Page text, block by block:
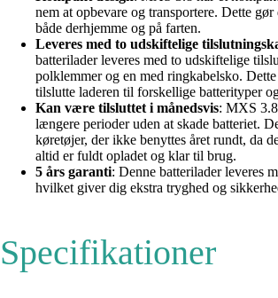
nem at opbevare og transportere. Dette
både derhjemme og på farten.
Leveres med to udskiftelige
batterilader leveres med to udskiftelige
polklemmer og en med ringkabelsko.
tilslutte laderen til forskellige batterityper
Kan være tilsluttet i månedsvis: MXS
længere perioder uden at skade batteriet.
køretøjer, der ikke benyttes året rundt, da
altid er fuldt opladet og klar til brug.
5 års garanti: Denne batterilader leveres
hvilket giver dig ekstra tryghed og
Specifikationer